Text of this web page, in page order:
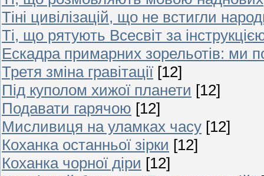
Тіні цивілізацій, що не встигли
Ті, що рятують Всесвіт за
Ескадра примарних зорельотів: ми
Третя зміна гравітації [12]
Під куполом хижої планети [12]
Подавати гарячою [12]
Мисливиця на уламках часу [12]
Коханка останньої зірки [12]
Коханка чорної діри [12]